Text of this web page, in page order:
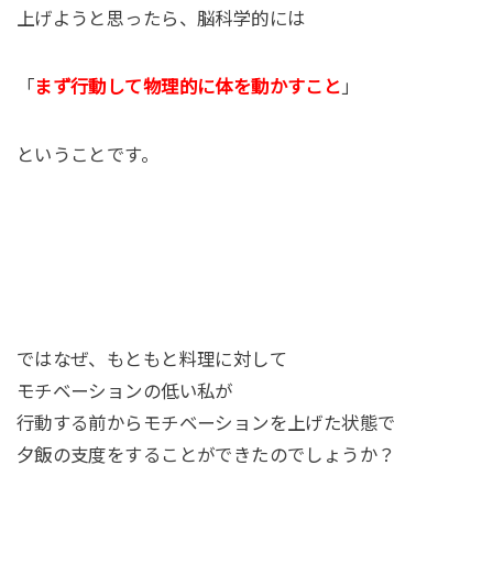
上げようと思ったら、脳科学的には
「まず行動して物理的に体を動かすこと 」
ということです。
ではなぜ、もともと料理に対して
モチベーションの低い私が
行動する前からモチベーションを上げた状態で
夕飯の支度をすることができたのでしょうか？